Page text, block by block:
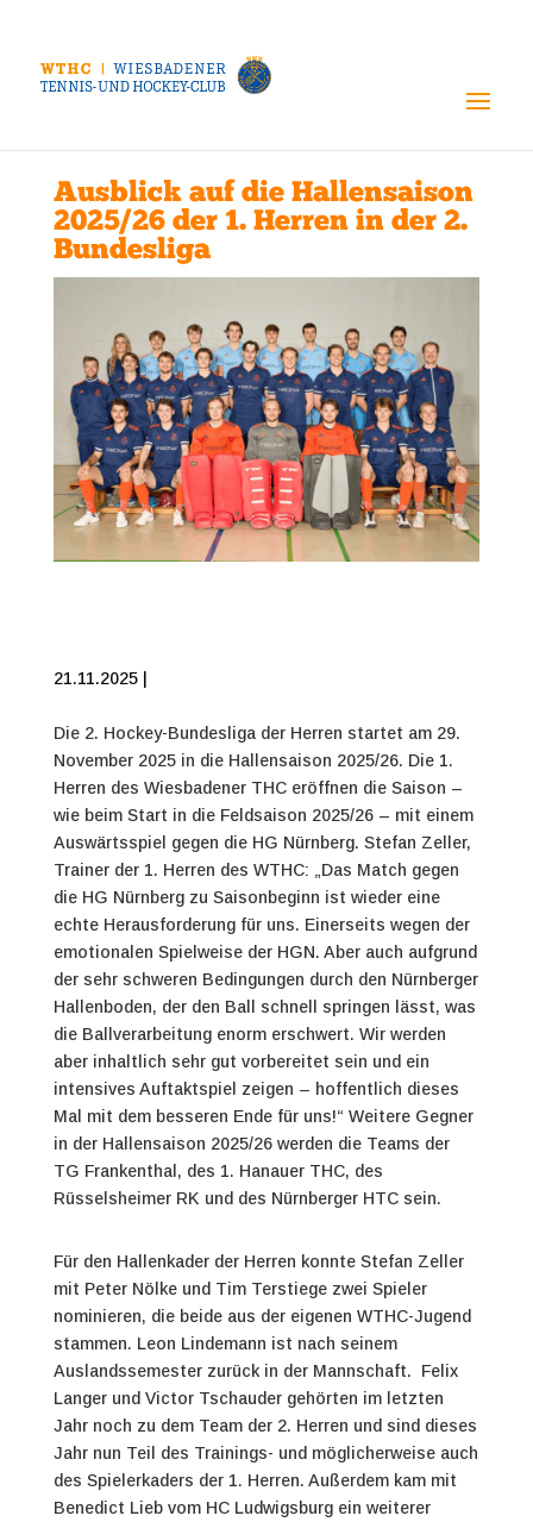
Ausblick auf die Hallensaison
2025/26 der 1. Herren in der 2.
Bundesliga
21.11.2025 |
Die 2. Hockey-Bundesliga der Herren startet am 29.
November 2025 in die Hallensaison 2025/26. Die 1.
Herren des Wiesbadener THC eröffnen die Saison –
wie beim Start in die Feldsaison 2025/26 – mit einem
Auswärtsspiel gegen die HG Nürnberg. Stefan Zeller,
Trainer der 1. Herren des WTHC: „Das Match gegen
die HG Nürnberg zu Saisonbeginn ist wieder eine
echte Herausforderung für uns. Einerseits wegen der
emotionalen Spielweise der HGN. Aber auch aufgrund
der sehr schweren Bedingungen durch den Nürnberger
Hallenboden, der den Ball schnell springen lässt, was
die Ballverarbeitung enorm erschwert. Wir werden
aber inhaltlich sehr gut vorbereitet sein und ein
intensives Auftaktspiel zeigen – hoffentlich dieses
Mal mit dem besseren Ende für uns!“ Weitere Gegner
in der Hallensaison 2025/26 werden die Teams der
TG Frankenthal, des 1. Hanauer THC, des
Rüsselsheimer RK und des Nürnberger HTC sein.
Für den Hallenkader der Herren konnte Stefan Zeller
mit Peter Nölke und Tim Terstiege zwei Spieler
nominieren, die beide aus der eigenen WTHC-Jugend
stammen. Leon Lindemann ist nach seinem
Auslandssemester zurück in der Mannschaft. Felix
Langer und Victor Tschauder gehörten im letzten
Jahr noch zu dem Team der 2. Herren und sind dieses
Jahr nun Teil des Trainings- und möglicherweise auch
des Spielerkaders der 1. Herren. Außerdem kam mit
Benedict Lieb vom HC Ludwigsburg ein weiterer